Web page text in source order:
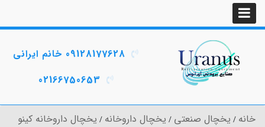
09128177628 خانم ایرانی
02166750653
خانه یخچال صنعتی یخچال داروخانه یخچال داروخانه کینو